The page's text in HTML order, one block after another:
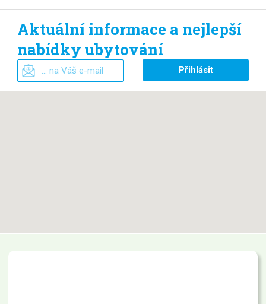
Aktuální informace a nejlepší
nabídky ubytování